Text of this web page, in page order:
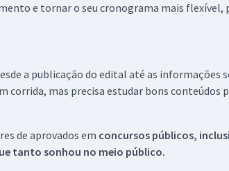
e tornar o seu cronograma mais flexível,
a publicação do edital até as informações
mas precisa estudar bons conteúdos
de aprovados em concursos públicos,
tanto sonhou no meio público.